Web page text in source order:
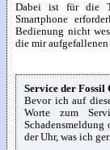
Dabei ist für die
Smartphone
Bedienung nicht
die mir
Service der Fossil
Bevor ich auf
Worte zum
der Uhr, was ich